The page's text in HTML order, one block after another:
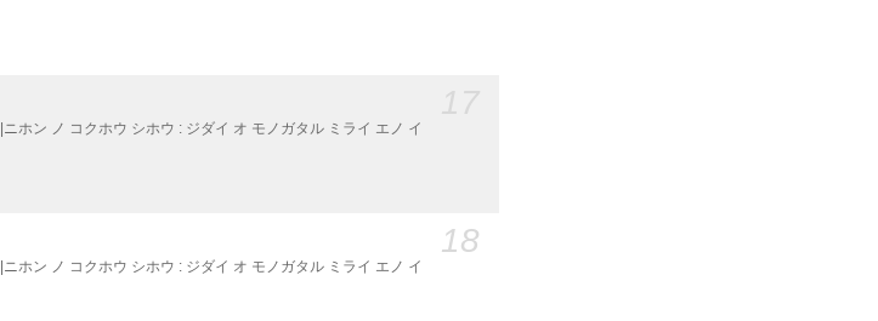
ホン ノ コクホウ シホウ : ジダイ オ モノガタル ミライ エノ イ
18
ホン ノ コクホウ シホウ : ジダイ オ モノガタル ミライ エノ イ